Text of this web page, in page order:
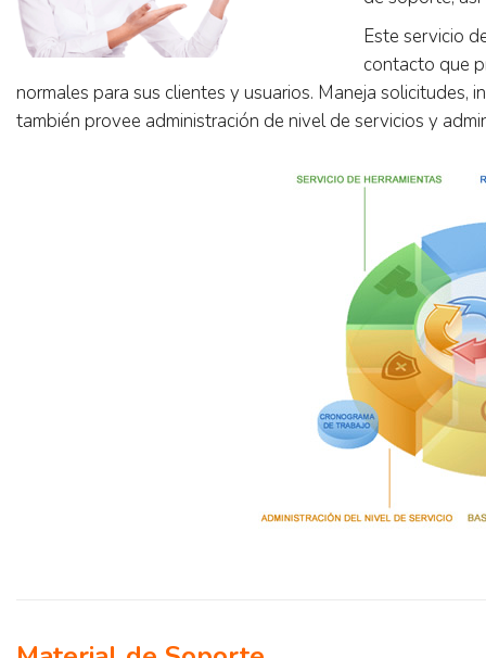
Este servicio
contacto que
normales para sus clientes y usuarios. Maneja solicitudes,
también provee administración de nivel de servicios y